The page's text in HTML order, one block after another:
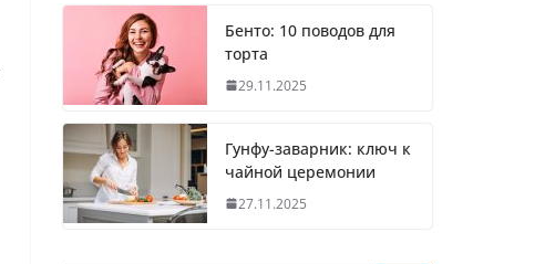
Бенто: 10 поводов для
торта
29.11.2025
Гунфу-заварник: ключ к
чайной церемонии
27.11.2025